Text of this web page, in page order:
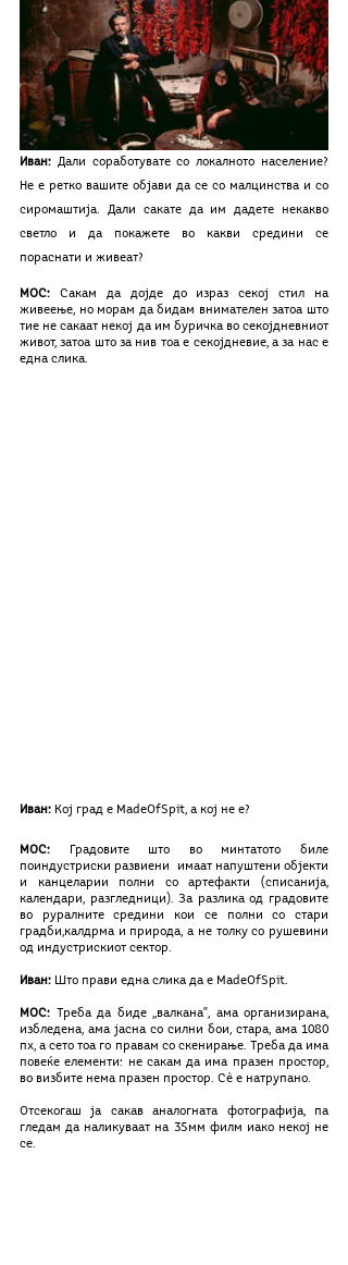
Иван: Дали соработувате со локалното население?
Не е ретко вашите објави да се со малцинства и со
сиромаштија. Дали сакате да им дадете некакво
светло и да покажете во какви средини се
пораснати и живеат?
MOС: Сакам да дојде до израз секој стил на
живеење, но морам да бидам внимателен затоа што
тие не сакаат некој да им буричка во секојдневниот
живот, затоа што за нив тоа е секојдневие, а за нас е
една слика.
Иван: Кој град е MadeOfSpit, а кој не е?
MOС: Градовите што во минтатото биле
поиндустриски развиени  имаат напуштени објекти
и канцеларии полни со артефакти (списанија,
календари, разгледници). За разлика од градовите
во руралните средини кои се полни со стари
градби,калдрма и природа, а не толку со рушевини
од индустрискиот сектор.
Иван: Што прави една слика да е MadeOfSpit.
MOС: Треба да биде ,,валкана”, ама организирана,
избледена, ама јасна со силни бои, стара, ама 1080
пх, а сето тоа го правам со скенирање. Треба да има
повеќе елементи: не сакам да има празен простор,
во визбите нема празен простор. Сѐ е натрупано.
Отсекогаш ја сакав аналогната фотографијa, па
гледам да наликуваат на 35мм филм иако некој не
се.